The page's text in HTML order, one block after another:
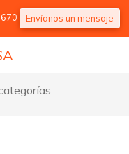
Envíanos un mensaje